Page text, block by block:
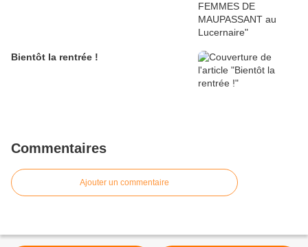
Bientôt la rentrée !
Commentaires
Ajouter un commentaire